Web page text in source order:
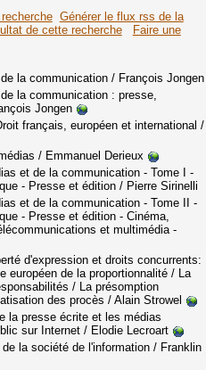
Générer le flux rss de la
de cette recherche
Faire une
la communication/ François Jongen
la communication: presse,
Jongen
français, européen et international /
/ Emmanuel Derieux
et de la communication - Tome I -
- Presse et édition/ Pierre Sirinelli
et de la communication - Tome II -
- Presse et édition - Cinéma,
et multimédia -
d'expression et droits concurrents:
européen de la proportionnalité / La
/ La présomption
des procès / Alain Strowel
la presse écrite et les médias
sur Internet/ Elodie Lecroart
de la société de l'information/ Franklin